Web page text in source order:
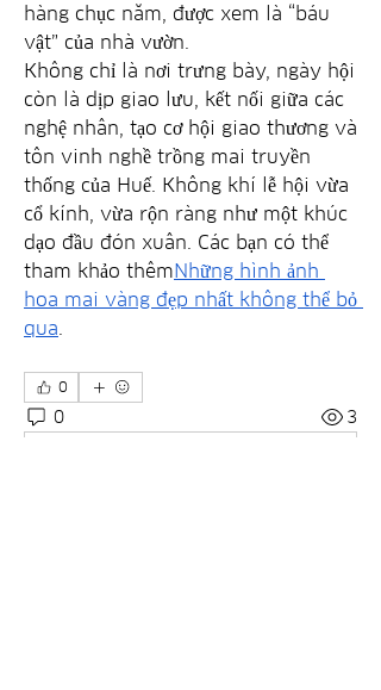
hàng chục năm, được xem là “báu
vật” của nhà vườn.
Không chỉ là nơi trưng bày, ngày hội
còn là dịp giao lưu, kết nối giữa các
nghệ nhân, tạo cơ hội giao thương và
tôn vinh nghề trồng mai truyền
thống của Huế. Không khí lễ hội vừa
cổ kính, vừa rộn ràng như một khúc
dạo đầu đón xuân. Các bạn có thể
tham khảo thêmNhững hình ảnh
hoa mai vàng đẹp nhất không thể bỏ
qua.
0
0 3